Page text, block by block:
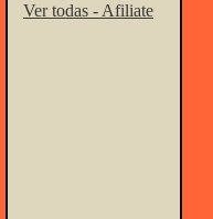
Ver todas - Afiliate